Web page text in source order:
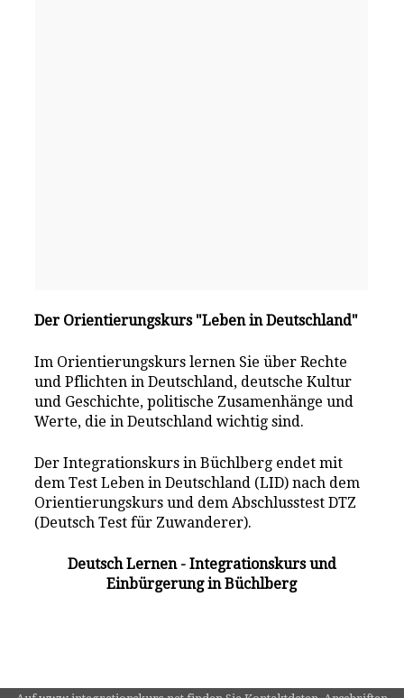
Der Orientierungskurs "Leben in Deutschland"
Im Orientierungskurs lernen Sie über Rechte
und Pflichten in Deutschland, deutsche Kultur
und Geschichte, politische Zusamenhänge und
Werte, die in Deutschland wichtig sind.
Der Integrationskurs in Büchlberg endet mit
dem Test Leben in Deutschland (LID) nach dem
Orientierungskurs und dem Abschlusstest DTZ
(Deutsch Test für Zuwanderer).
Deutsch Lernen - Integrationskurs und
Einbürgerung in Büchlberg